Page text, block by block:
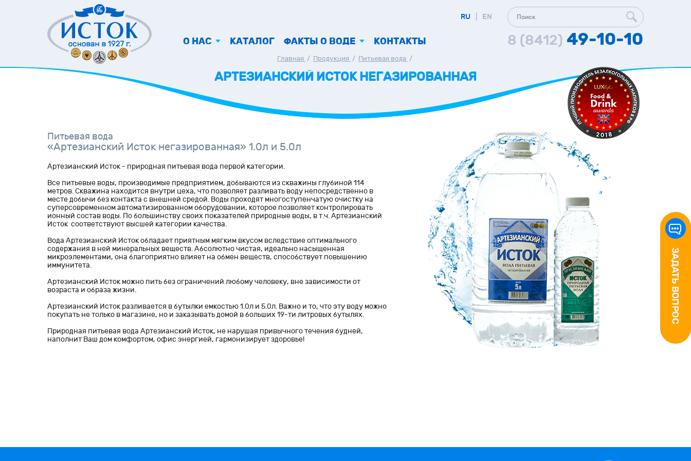
О НАС КАТАЛОГ ФАКТЫ О ВОДЕ КОНТАКТЫ 8 (8412) 49-10-10
RU EN
Главная / Продукция / Питьевая вода /
АРТЕЗИАНСКИЙ ИСТОК НЕГАЗИРОВАННАЯ
Питьевая вода
«Артезианский Исток негазированная» 1.0л и 5.0л
Артезианский Исток - природная питьевая вода первой категории.
Все питьевые воды, производимые предприятием, добываются из скважины глубиной 114
метров. Скважина находится внутри цеха, что позволяет разливать воду непосредственно в
месте добычи без контакта с внешней средой. Воды проходят многоступенчатую очистку на
суперсовременном автоматизированном оборудовании, которое позволяет контролировать
ионный состав воды. По большинству своих показателей природные воды, в т.ч. Артезианский
Исток соответствуют высшей категории качества.
Вода Артезианский Исток обладает приятным мягким вкусом вследствие оптимального
содержания в ней минеральных веществ. Абсолютно чистая, идеально насыщенная
микроэлементами, она благоприятно влияет на обмен веществ, способствует повышению
иммунитета.
Артезианский Исток можно пить без ограничений любому человеку, вне зависимости от
возраста и образа жизни.
Артезианский Исток разливается в бутылки емкостью 1.0л и 5.0л. Важно и то, что эту воду можно
покупать не только в магазине, но и заказывать домой в больших 19-ти литровых бутылях.
Природная питьевая вода Артезианский Исток, не нарушая привычного течения будней,
наполнит Ваш дом комфортом, офис энергией, гармонизирует здоровье!